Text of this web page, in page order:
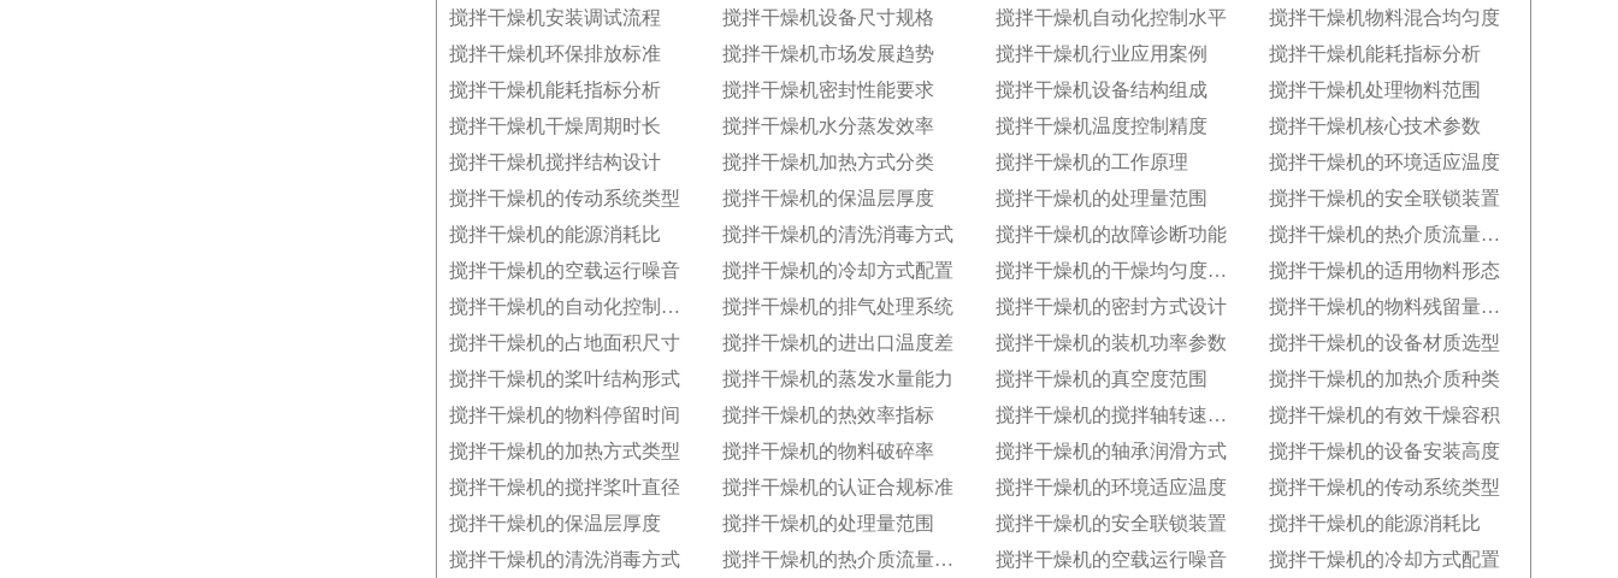
搅拌干燥机安装调试流程
搅拌干燥机设备尺寸规格 搅拌干燥机自动化控制水平
搅拌干燥机物料混合均匀度
搅拌干燥机环保排放标准
搅拌干燥机市场发展趋势 搅拌干燥机行业应用案例
搅拌干燥机能耗指标分析
搅拌干燥机能耗指标分析
搅拌干燥机密封性能要求 搅拌干燥机设备结构组成
搅拌干燥机处理物料范围
搅拌干燥机干燥周期时长
搅拌干燥机水分蒸发效率 搅拌干燥机温度控制精度
搅拌干燥机核心技术参数
搅拌干燥机搅拌结构设计
搅拌干燥机加热方式分类 搅拌干燥机的工作原理
搅拌干燥机的环境适应温度
搅拌干燥机的传动系统类型
搅拌干燥机的保温层厚度 搅拌干燥机的处理量范围
搅拌干燥机的安全联锁装置
搅拌干燥机的能源消耗比
搅拌干燥机的清洗消毒方式 搅拌干燥机的故障诊断功能
搅拌干燥机的热介质流量控制
搅拌干燥机的空载运行噪音
搅拌干燥机的冷却方式配置 搅拌干燥机的干燥均匀度标准
搅拌干燥机的适用物料形态
搅拌干燥机的自动化控制等级
搅拌干燥机的排气处理系统 搅拌干燥机的密封方式设计
搅拌干燥机的物料残留量指标
搅拌干燥机的占地面积尺寸
搅拌干燥机的进出口温度差 搅拌干燥机的装机功率参数
搅拌干燥机的设备材质选型
搅拌干燥机的桨叶结构形式
搅拌干燥机的蒸发水量能力 搅拌干燥机的真空度范围
搅拌干燥机的加热介质种类
搅拌干燥机的物料停留时间
搅拌干燥机的热效率指标 搅拌干燥机的搅拌轴转速范围
搅拌干燥机的有效干燥容积
搅拌干燥机的加热方式类型
搅拌干燥机的物料破碎率 搅拌干燥机的轴承润滑方式
搅拌干燥机的设备安装高度
搅拌干燥机的搅拌桨叶直径
搅拌干燥机的认证合规标准 搅拌干燥机的环境适应温度
搅拌干燥机的传动系统类型
搅拌干燥机的保温层厚度
搅拌干燥机的处理量范围 搅拌干燥机的安全联锁装置
搅拌干燥机的能源消耗比
搅拌干燥机的清洗消毒方式
搅拌干燥机的热介质流量控制 搅拌干燥机的空载运行噪音 搅拌干燥机的冷却方式配置